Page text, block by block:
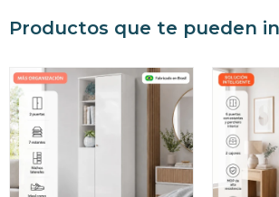
Productos que te pueden